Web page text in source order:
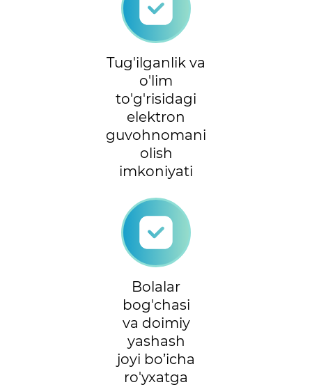
Tug'ilganlik va
o'lim
to'g'risidagi
elektron
guvohnomani
olish
imkoniyati
Bolalar
bog'chasi
va doimiy
yashash
joyi bo’icha
ro'yxatga